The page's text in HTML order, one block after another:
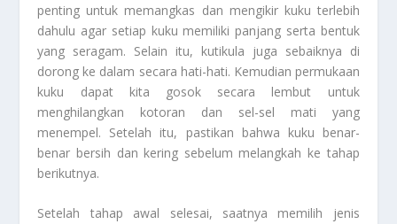
penting untuk memangkas dan mengikir kuku terlebih
dahulu agar setiap kuku memiliki panjang serta bentuk
yang seragam. Selain itu, kutikula juga sebaiknya di
dorong ke dalam secara hati-hati. Kemudian permukaan
kuku dapat kita gosok secara lembut untuk
menghilangkan kotoran dan sel-sel mati yang
menempel. Setelah itu, pastikan bahwa kuku benar-
benar bersih dan kering sebelum melangkah ke tahap
berikutnya.
Setelah tahap awal selesai, saatnya memilih jenis